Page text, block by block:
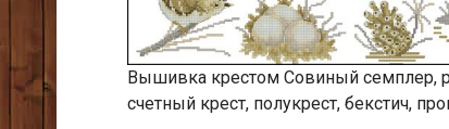
Вышивка крестом Совиный семплер,
счетный крест, полукрест, бекстич,